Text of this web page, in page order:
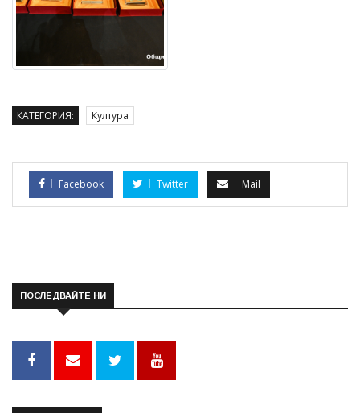
КАТЕГОРИЯ: Култура
Facebook Twitter Mail
ПОСЛЕДВАЙТЕ НИ